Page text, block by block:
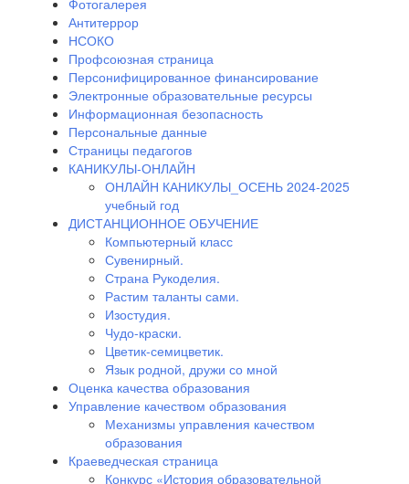
Антитеррор
НСОКО
Профсоюзная страница
Персонифицированное финансирование
Электронные образовательные ресурсы
Информационная безопасность
Персональные данные
Страницы педагогов
КАНИКУЛЫ-ОНЛАЙН
ОНЛАЙН КАНИКУЛЫ_ОСЕНЬ 2024-2025
учебный год
ДИСТАНЦИОННОЕ ОБУЧЕНИЕ
Компьютерный класс
Сувенирный.
Страна Рукоделия.
Растим таланты сами.
Изостудия.
Чудо-краски.
Цветик-семицветик.
Язык родной, дружи со мной
Оценка качества образования
Управление качеством образования
Механизмы управления качеством
образования
Краеведческая страница
Конкурс «История образовательной